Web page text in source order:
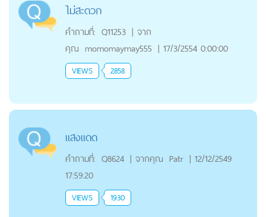
ไม่สะดวก
คำถามที่: Q11253 | จาก
คุณ momomaymay555 | 17/3/2554 0:00:00
VIEWS 2858
แสงแดด
คำถามที่: Q8624 | จากคุณ Patr | 12/12/2549
17:59:20
VIEWS 1930